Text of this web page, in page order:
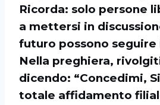
Ricorda: solo persone
a mettersi in
futuro possono seguire
Nella preghiera,
dicendo: “Concedimi,
totale affidamento